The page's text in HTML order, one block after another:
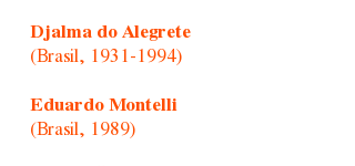
Djalma do Alegrete
(Brasil, 1931-1994)
Eduardo Montelli
(Brasil, 1989)